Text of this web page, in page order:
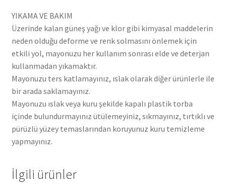
YIKAMA VE BAKIM
Üzerinde kalan güneş yağı ve klor gibi kimyasal maddelerin
neden olduğu deforme ve renk solmasını önlemek için
etkili yol, mayonuzu her kullanım sonrası elde ve deterjan
kullanmadan yıkamaktır.
Mayonuzu ters katlamayınız, ıslak olarak diğer ürünlerle ile
bir arada saklamayınız.
Mayonuzu ıslak veya kuru şekilde kapalı plastik torba
içinde bulundurmayınız ütülemeyiniz, sıkmayınız, tırtıklı ve
pürüzlü yüzey temaslarından koruyunuz kuru temizleme
yapmayınız.
İlgili ürünler